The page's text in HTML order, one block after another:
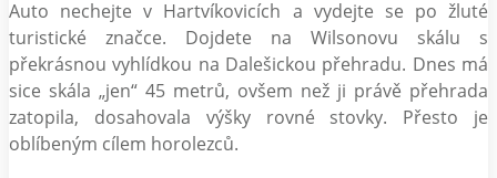
Auto nechejte v Hartvíkovicích a vydejte se po žluté
turistické značce. Dojdete na Wilsonovu skálu s
překrásnou vyhlídkou na Dalešickou přehradu. Dnes má
sice skála „jen“ 45 metrů, ovšem než ji právě přehrada
zatopila, dosahovala výšky rovné stovky. Přesto je
oblíbeným cílem horolezců.